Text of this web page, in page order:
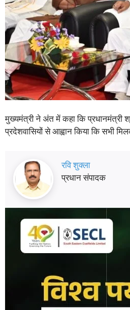
मुख्यमंत्री ने अंत में कहा कि प्रधानमंत्री
प्रदेशवासियों से आह्वान किया कि सभी
रवि शुक्ला
प्रधान संपादक